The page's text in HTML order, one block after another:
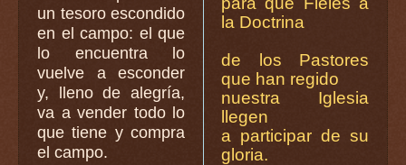
un tesoro escondido
en el campo: el que
lo encuentra lo
vuelve a esconder
y, lleno de alegría,
va a vender todo lo
que tiene y compra
el campo.
la Doctrina
de los Pastores
que han regido
nuestra Iglesia
llegen
a participar de su
gloria.